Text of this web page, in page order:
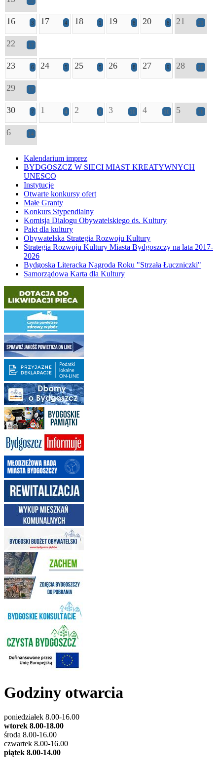
16 3 17 4 18 1 19 8 20 8 21 21
22 17
23 6 24 5 25 5 26 8 27 9 28 20
29 17
30 7 1 4 2 8 3 10 4 10 5 16
6 14
Kalendarium imprez
BYDGOSZCZ W SIECI MIAST KREATYWNYCH
UNESCO
Instytucje
Otwarte konkursy ofert
Małe Granty
Konkurs Stypendialny
Komisja Dialogu Obywatelskiego ds. Kultury
Pakt dla kultury
Obywatelska Strategia Rozwoju Kultury
Strategia Rozwoju Kultury Miasta Bydgoszczy na lata 2017-
2026
Bydgoska Literacka Nagroda Roku "Strzała Łuczniczki"
Samorządowa Karta dla Kultury
Godziny otwarcia
poniedziałek 8.00-16.00
wtorek 8.00-18.00
środa 8.00-16.00
czwartek 8.00-16.00
piątek 8.00-14.00